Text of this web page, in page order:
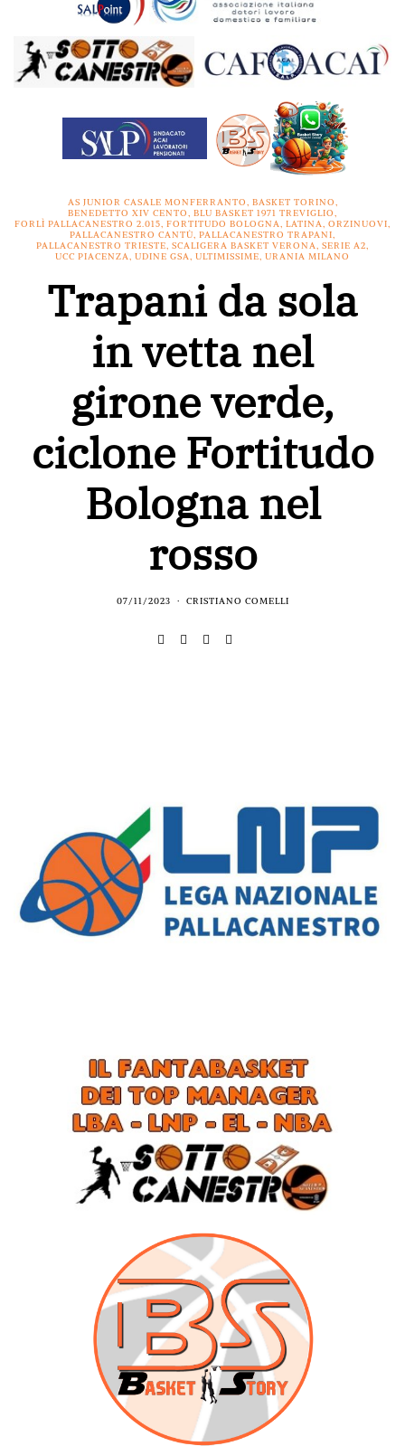
AS JUNIOR CASALE MONFERRANTO, BASKET TORINO,
BENEDETTO XIV CENTO, BLU BASKET 1971 TREVIGLIO,
FORLÌ PALLACANESTRO 2.015, FORTITUDO BOLOGNA, LATINA, ORZINUOVI,
PALLACANESTRO CANTÙ, PALLACANESTRO TRAPANI,
PALLACANESTRO TRIESTE, SCALIGERA BASKET VERONA, SERIE A2,
UCC PIACENZA, UDINE GSA, ULTIMISSIME, URANIA MILANO
Trapani da sola
in vetta nel
girone verde,
ciclone Fortitudo
Bologna nel
rosso
07/11/2023 CRISTIANO COMELLI